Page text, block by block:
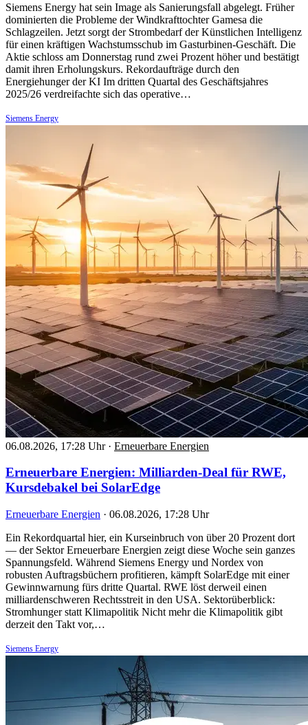
Siemens Energy hat sein Image als Sanierungsfall abgelegt. Früher
dominierten die Probleme der Windkrafttochter Gamesa die
Schlagzeilen. Jetzt sorgt der Strombedarf der Künstlichen Intelligenz
für einen kräftigen Wachstumsschub im Gasturbinen-Geschäft. Die
Aktie schloss am Donnerstag rund zwei Prozent höher und bestätigt
damit ihren Erholungskurs. Rekordaufträge durch den
Energiehunger der KI Im dritten Quartal des Geschäftsjahres
2025/26 verdreifachte sich das operative…
Siemens Energy
06.08.2026, 17:28 Uhr · Erneuerbare Energien
Erneuerbare Energien: Milliarden-Deal für RWE,
Kursdebakel bei SolarEdge
Erneuerbare Energien · 06.08.2026, 17:28 Uhr
Ein Rekordquartal hier, ein Kurseinbruch von über 20 Prozent dort
— der Sektor Erneuerbare Energien zeigt diese Woche sein ganzes
Spannungsfeld. Während Siemens Energy und Nordex von
robusten Auftragsbüchern profitieren, kämpft SolarEdge mit einer
Gewinnwarnung fürs dritte Quartal. RWE löst derweil einen
milliardenschweren Rechtsstreit in den USA. Sektorüberblick:
Stromhunger statt Klimapolitik Nicht mehr die Klimapolitik gibt
derzeit den Takt vor,…
Siemens Energy